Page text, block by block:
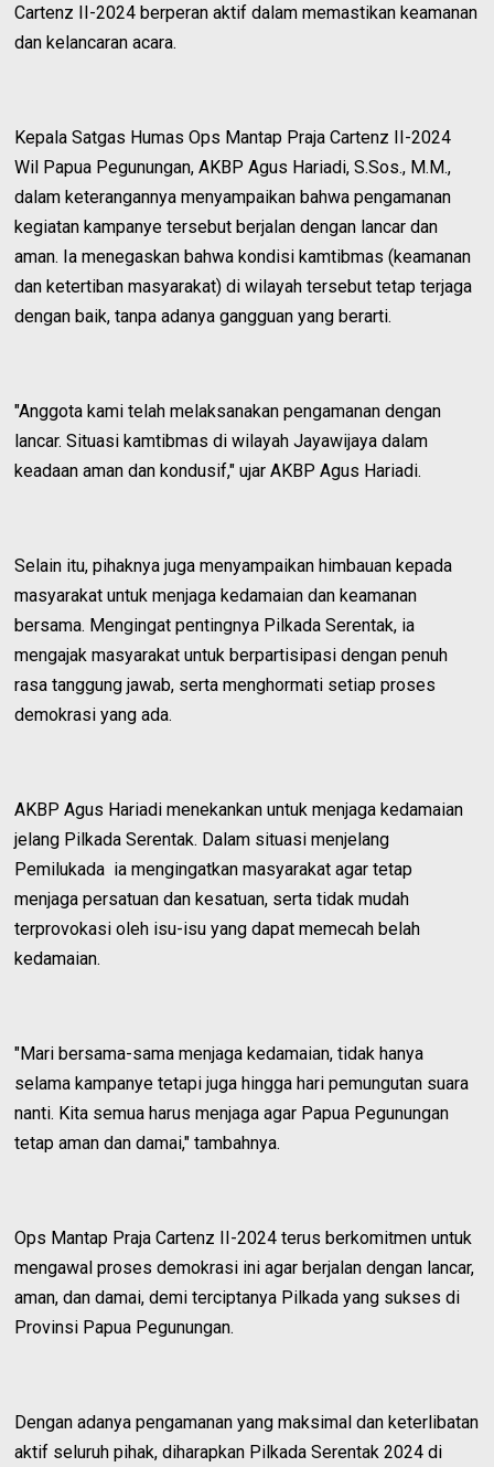
Cartenz II-2024 berperan aktif dalam memastikan keamanan
dan kelancaran acara.
Kepala Satgas Humas Ops Mantap Praja Cartenz II-2024
Wil Papua Pegunungan, AKBP Agus Hariadi, S.Sos., M.M.,
dalam keterangannya menyampaikan bahwa pengamanan
kegiatan kampanye tersebut berjalan dengan lancar dan
aman. Ia menegaskan bahwa kondisi kamtibmas (keamanan
dan ketertiban masyarakat) di wilayah tersebut tetap terjaga
dengan baik, tanpa adanya gangguan yang berarti.
"Anggota kami telah melaksanakan pengamanan dengan
lancar. Situasi kamtibmas di wilayah Jayawijaya dalam
keadaan aman dan kondusif," ujar AKBP Agus Hariadi.
Selain itu, pihaknya juga menyampaikan himbauan kepada
masyarakat untuk menjaga kedamaian dan keamanan
bersama. Mengingat pentingnya Pilkada Serentak, ia
mengajak masyarakat untuk berpartisipasi dengan penuh
rasa tanggung jawab, serta menghormati setiap proses
demokrasi yang ada.
AKBP Agus Hariadi menekankan untuk menjaga kedamaian
jelang Pilkada Serentak. Dalam situasi menjelang
Pemilukada ia mengingatkan masyarakat agar tetap
menjaga persatuan dan kesatuan, serta tidak mudah
terprovokasi oleh isu-isu yang dapat memecah belah
kedamaian.
"Mari bersama-sama menjaga kedamaian, tidak hanya
selama kampanye tetapi juga hingga hari pemungutan suara
nanti. Kita semua harus menjaga agar Papua Pegunungan
tetap aman dan damai," tambahnya.
Ops Mantap Praja Cartenz II-2024 terus berkomitmen untuk
mengawal proses demokrasi ini agar berjalan dengan lancar,
aman, dan damai, demi terciptanya Pilkada yang sukses di
Provinsi Papua Pegunungan.
Dengan adanya pengamanan yang maksimal dan keterlibatan
aktif seluruh pihak, diharapkan Pilkada Serentak 2024 di